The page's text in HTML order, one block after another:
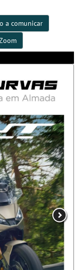
a comunicar